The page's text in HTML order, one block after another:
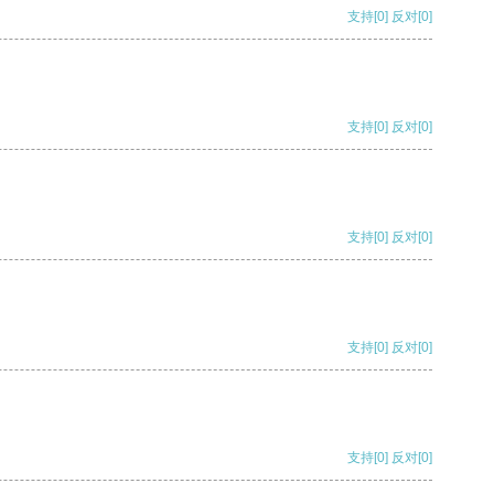
支持[0] 反对[0]
支持[0] 反对[0]
支持[0] 反对[0]
支持[0] 反对[0]
支持[0] 反对[0]